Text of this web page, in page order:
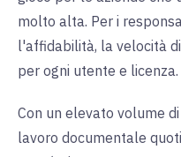
molto alta. Per i
l'affidabilità, la velocità
per ogni utente e licenza.
Con un elevato volume
lavoro documentale